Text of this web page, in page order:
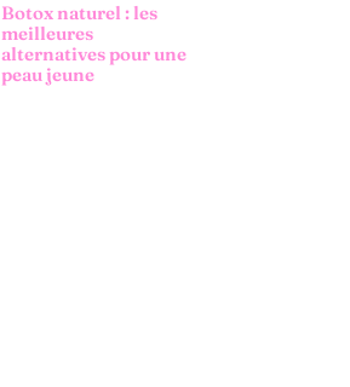
Botox naturel : les
meilleures
alternatives pour une
peau jeune